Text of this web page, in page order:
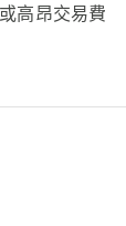
高昂交易費